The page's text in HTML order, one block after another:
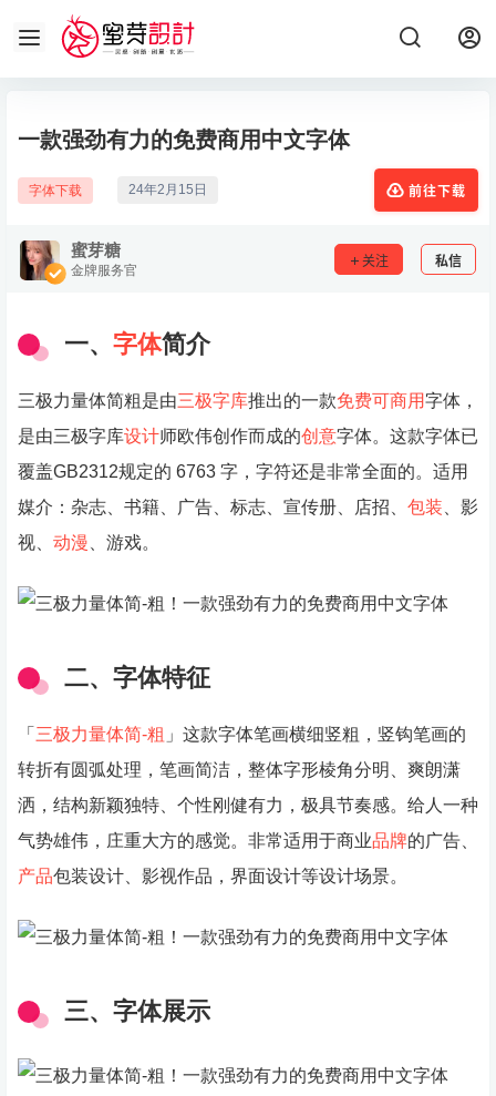
一款强劲有力的免费商用中文字体
字体下载 24年2月15日 前往下载
蜜芽糖
金牌服务官
关注 私信
一、 字体简介
三极力量体简粗是由三极字库推出的一款免费可商用字体，
是由三极字库设计师欧伟创作而成的创意字体。这款字体已
覆盖GB2312规定的 6763 字，字符还是非常全面的。适用
媒介：杂志、书籍、广告、标志、宣传册、店招、 包装 、影
视、 动漫 、游戏。
二、字体特征
「 三极力量体简-粗 」这款字体笔画横细竖粗，竖钩笔画的
转折有圆弧处理，笔画简洁，整体字形棱角分明、爽朗潇
洒，结构新颖独特、个性刚健有力，极具节奏感。给人一种
气势雄伟，庄重大方的感觉。非常适用于商业品牌的广告、
产品包装设计、影视作品，界面设计等设计场景。
三、字体展示